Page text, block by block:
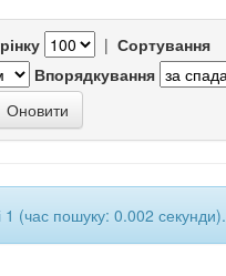
| Сортування
Впорядкування
1 (час пошуку: 0.002 секунди).